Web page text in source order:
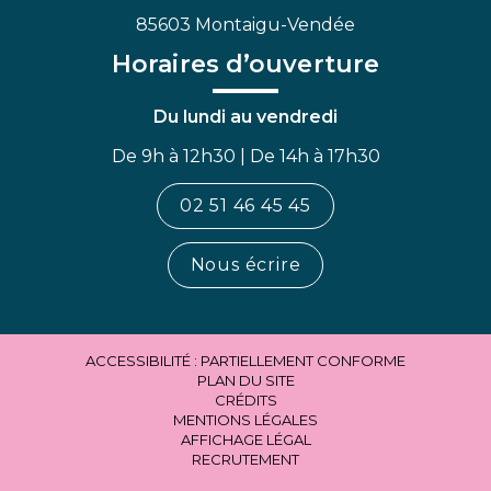
85603 Montaigu-Vendée
Horaires d’ouverture
Du lundi au vendredi
De 9h à 12h30 | De 14h à 17h30
02 51 46 45 45
Nous écrire
ACCESSIBILITÉ : PARTIELLEMENT CONFORME
PLAN DU SITE
CRÉDITS
MENTIONS LÉGALES
AFFICHAGE LÉGAL
RECRUTEMENT